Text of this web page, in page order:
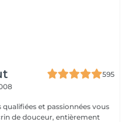
595
qualifiées et passionnées vous
de douceur, entièrement